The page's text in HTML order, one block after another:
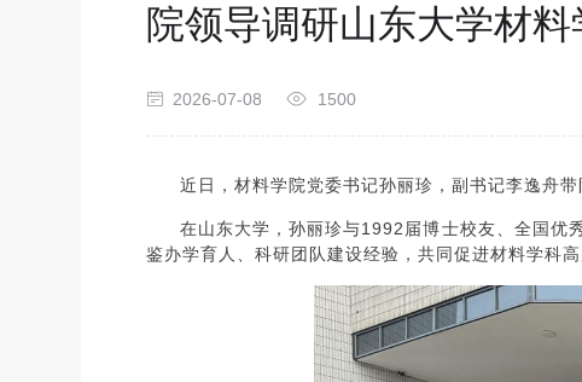
院领导调研山东大学材
2026-07-08 1500
近日，材料学院党委书记孙丽珍，副书记李逸舟
在山东大学，孙丽珍与1992届博士校友、全国优
鉴办学育人、科研团队建设经验，共同促进材料学科高